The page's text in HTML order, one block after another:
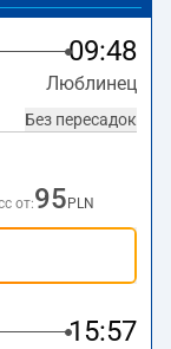
Lubliniec09:48
Люблинец
Без пересадок
от:95 PLN
15:57